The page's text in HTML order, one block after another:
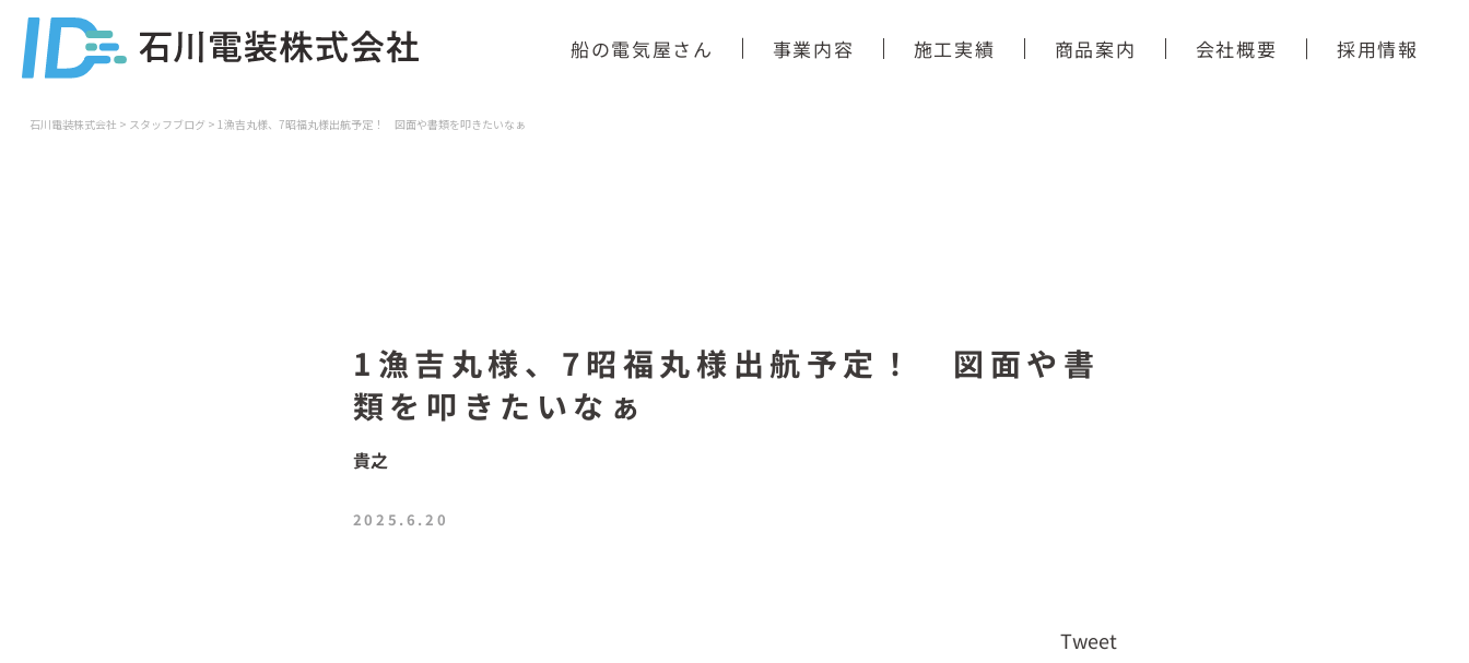
船の電気屋さん 事業内容 施工実績 商品案内 会社概要 採用情報
石川電装株式会社 > スタッフブログ > 1漁吉丸様、7昭福丸様出航予定！ 図面や書類を叩きたいなぁ
1漁吉丸様、7昭福丸様出航予定！ 図面や書
類を叩きたいなぁ
貴之
2025.6.20
Tweet